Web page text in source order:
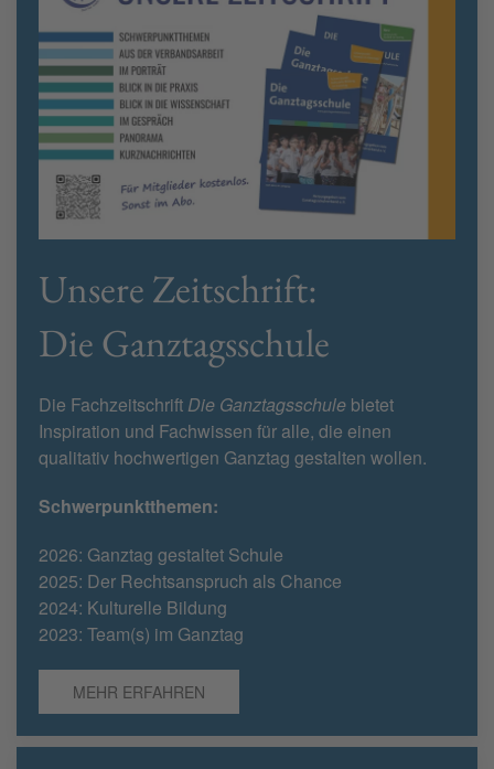
Unsere Zeitschrift:
Die Ganztagsschule
Die Fachzeitschrift Die Ganztagsschule bietet
Inspiration und Fachwissen für alle, die einen
qualitativ hochwertigen Ganztag gestalten wollen.
Schwerpunktthemen:
2026: Ganztag gestaltet Schule
2025: Der Rechtsanspruch als Chance
2024: Kulturelle Bildung
2023: Team(s) im Ganztag
MEHR ERFAHREN